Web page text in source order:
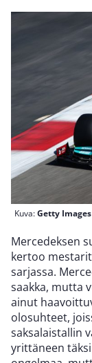
Kuva:Getty Images
Mercedeksen
kertoo
sarjassa.
saakka, mutta
ainut
olosuhteet,
saksalaistallin
yrittäneen